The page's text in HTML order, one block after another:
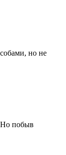
но не
Но побыв